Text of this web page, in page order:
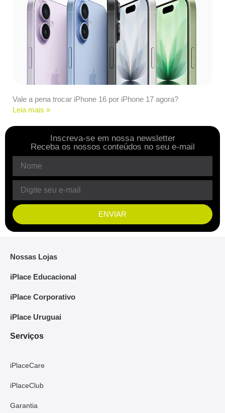
Vale a pena trocar iPhone 16 por iPhone 17 agora?
Leia mais »
Inscreva-se em nossa newsletter
Receba os nossos conteúdos no seu e-mail
ENVIAR
Nossas Lojas
iPlace Educacional
iPlace Corporativo
iPlace Uruguai
Serviços
iPlaceCare
iPlaceClub
Garantia